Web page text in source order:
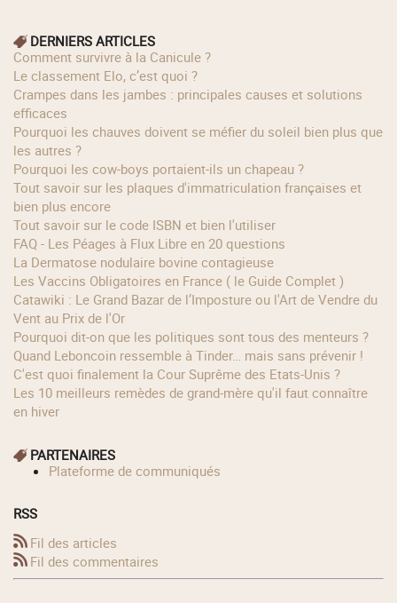
DERNIERS ARTICLES
Comment survivre à la Canicule ?
Le classement Elo, c’est quoi ?
Crampes dans les jambes : principales causes et solutions
efficaces
Pourquoi les chauves doivent se méfier du soleil bien plus que
les autres ?
Pourquoi les cow‑boys portaient‑ils un chapeau ?
Tout savoir sur les plaques d'immatriculation françaises et
bien plus encore
Tout savoir sur le code ISBN et bien l'utiliser
FAQ - Les Péages à Flux Libre en 20 questions
La Dermatose nodulaire bovine contagieuse
Les Vaccins Obligatoires en France ( le Guide Complet )
Catawiki : Le Grand Bazar de l’Imposture ou l'Art de Vendre du
Vent au Prix de l'Or
Pourquoi dit-on que les politiques sont tous des menteurs ?
Quand Leboncoin ressemble à Tinder… mais sans prévenir !
C'est quoi finalement la Cour Suprême des Etats-Unis ?
Les 10 meilleurs remèdes de grand-mère qu'il faut connaître
en hiver
PARTENAIRES
Plateforme de communiqués
RSS
Fil des articles
Fil des commentaires